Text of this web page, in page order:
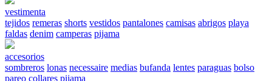
vestimenta
tejidos remeras shorts vestidos pantalones camisas abrigos playa
faldas denim camperas pijama
accesorios
sombreros lonas necessaire medias bufanda lentes paraguas bolso
pareo collares pijama